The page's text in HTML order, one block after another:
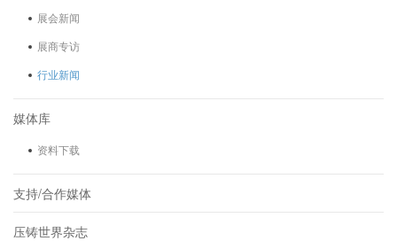
展会新闻
展商专访
行业新闻
媒体库
资料下载
支持/合作媒体
压铸世界杂志